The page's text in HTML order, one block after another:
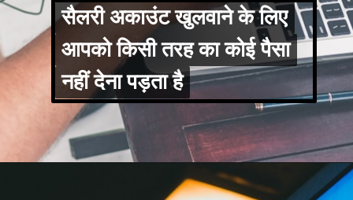
सैलरी अकाउंट खुलवाने के लिए
आपको किसी तरह का कोई पैसा
नहीं देना पड़ता है
सैलरी अकाउंट खुलवाने के लिए
आपको किसी तरह का कोई पैसा
नहीं देना पड़ता है